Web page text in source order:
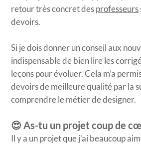
retour très concret des professeurs
devoirs.
Si je dois donner un conseil aux
indispensable de bien lire les
leçons pour évoluer. Cela m’a
devoirs de meilleure qualité par la
comprendre le métier de designer.
😍 As-tu un projet coup de
Il y a un projet que j’ai beaucoup